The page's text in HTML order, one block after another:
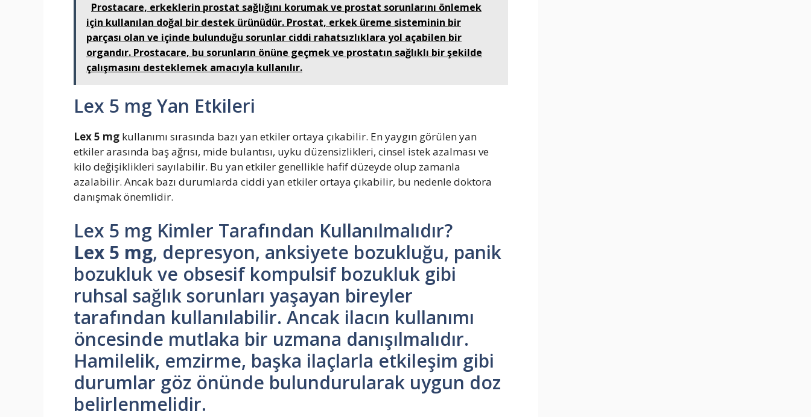
Prostacare, erkeklerin prostat sağlığını korumak ve prostat sorunlarını önlemek
için kullanılan doğal bir destek ürünüdür. Prostat, erkek üreme sisteminin bir
parçası olan ve içinde bulunduğu sorunlar ciddi rahatsızlıklara yol açabilen bir
organdır. Prostacare, bu sorunların önüne geçmek ve prostatın sağlıklı bir şekilde
çalışmasını desteklemek amacıyla kullanılır.
Lex 5 mg Yan Etkileri
Lex 5 mg kullanımı sırasında bazı yan etkiler ortaya çıkabilir. En yaygın görülen yan
etkiler arasında baş ağrısı, mide bulantısı, uyku düzensizlikleri, cinsel istek azalması ve
kilo değişiklikleri sayılabilir. Bu yan etkiler genellikle hafif düzeyde olup zamanla
azalabilir. Ancak bazı durumlarda ciddi yan etkiler ortaya çıkabilir, bu nedenle doktora
danışmak önemlidir.
Lex 5 mg Kimler Tarafından Kullanılmalıdır?
Lex 5 mg, depresyon, anksiyete bozukluğu, panik
bozukluk ve obsesif kompulsif bozukluk gibi
ruhsal sağlık sorunları yaşayan bireyler
tarafından kullanılabilir. Ancak ilacın kullanımı
öncesinde mutlaka bir uzmana danışılmalıdır.
Hamilelik, emzirme, başka ilaçlarla etkileşim gibi
durumlar göz önünde bulundurularak uygun doz
belirlenmelidir.